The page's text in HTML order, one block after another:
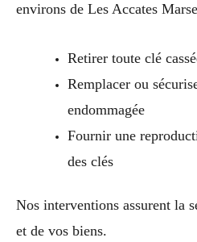
environs de Les Accates
Retirer toute clé
Remplacer ou
endommagée
Fournir une
des clés
Nos interventions assurent la
et de vos biens.